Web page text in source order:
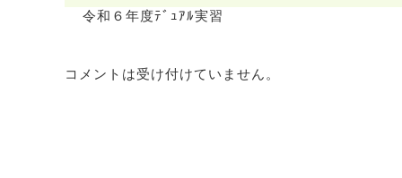
令和６年度ﾃﾞｭｱﾙ実習
コメントは受け付けていません。